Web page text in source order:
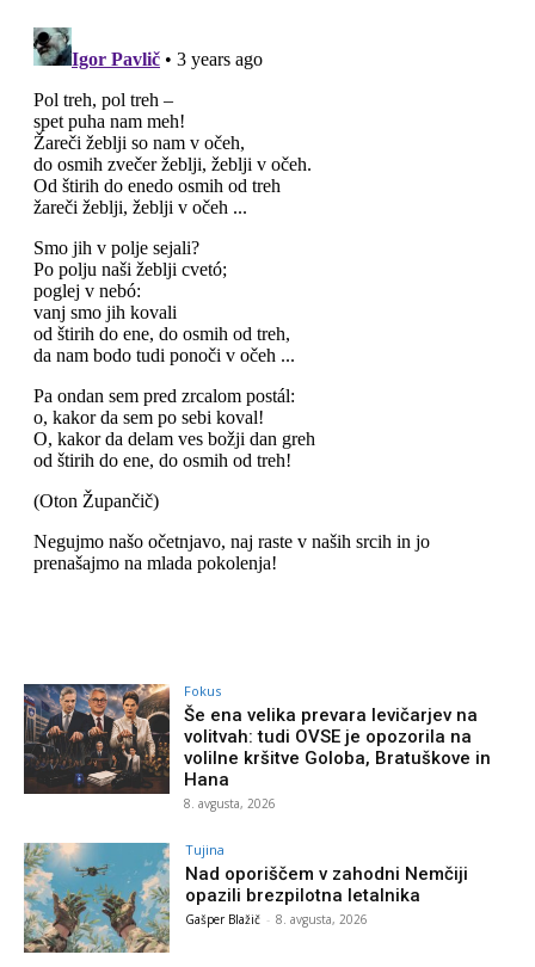
Fokus
Še ena velika prevara levičarjev na
volitvah: tudi OVSE je opozorila na
volilne kršitve Goloba, Bratuškove in
Hana
8. avgusta, 2026
Tujina
Nad oporiščem v zahodni Nemčiji
opazili brezpilotna letalnika
Gašper Blažič - 8. avgusta, 2026